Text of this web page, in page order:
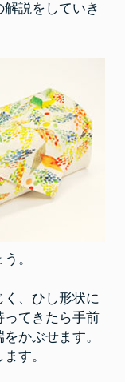
説をしていき
。
、ひし形状に
ってきたら手前
かぶせます。
す。